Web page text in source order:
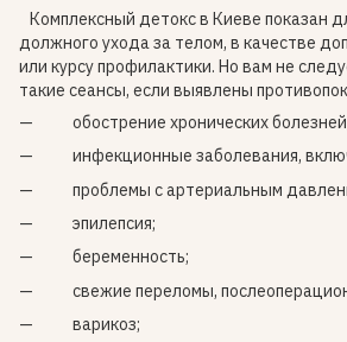
Комплексный детокс в Киеве показан
должного ухода за телом, в качестве
или курсу профилактики. Но вам не
такие сеансы, если выявлены
обострение хронических
инфекционные заболевания,
проблемы с артериальным
эпилепсия;
беременность;
свежие переломы,
варикоз;